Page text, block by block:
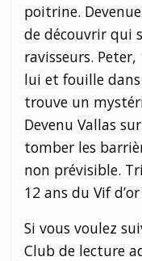
poitrine.
de découvrir qui
ravisseurs.
lui et fouille dans
trouve un
Devenu Vallas
tomber les
non prévisible.
12 ans du Vif
Si vous voulez
Club de lecture